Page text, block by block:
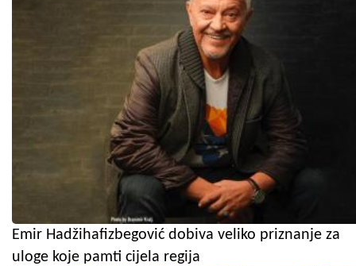
Emir Hadžihafizbegović dobiva veliko priznanje za
uloge koje pamti cijela regija